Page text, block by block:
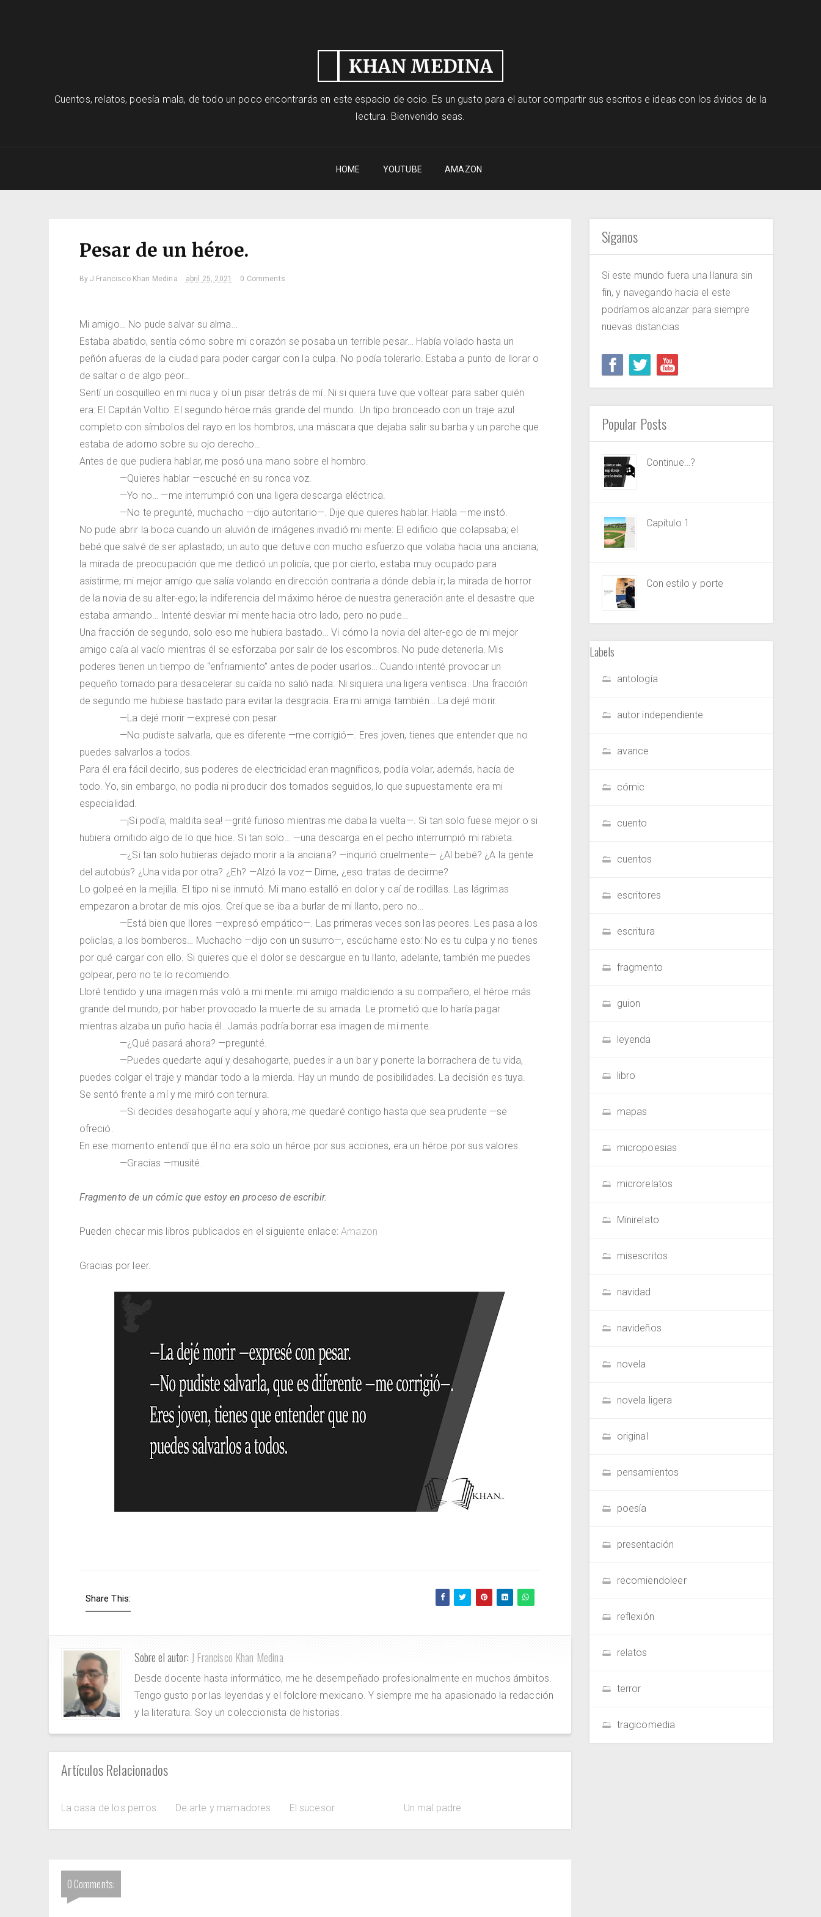
KHAN MEDINA
Cuentos, relatos, poesía mala, de todo un poco encontrarás en este espacio de ocio. Es un gusto para el autor compartir sus escritos e ideas con los ávidos de la
lectura. Bienvenido seas.
HOME YOUTUBE AMAZON
Pesar de un héroe.
By J Francisco Khan Medina abril 25, 2021 0 Comments
Mi amigo… No pude salvar su alma…
Estaba abatido, sentía cómo sobre mi corazón se posaba un terrible pesar… Había volado hasta un
peñón afueras de la ciudad para poder cargar con la culpa. No podía tolerarlo. Estaba a punto de llorar o
de saltar o de algo peor…
Sentí un cosquilleo en mi nuca y oí un pisar detrás de mí. Ni si quiera tuve que voltear para saber quién
era: El Capitán Voltio. El segundo héroe más grande del mundo. Un tipo bronceado con un traje azul
completo con símbolos del rayo en los hombros, una máscara que dejaba salir su barba y un parche que
estaba de adorno sobre su ojo derecho…
Antes de que pudiera hablar, me posó una mano sobre el hombro.
—Quieres hablar —escuché en su ronca voz.
—Yo no… —me interrumpió con una ligera descarga eléctrica.
—No te pregunté, muchacho —dijo autoritario—. Dije que quieres hablar. Habla —me instó.
No pude abrir la boca cuando un aluvión de imágenes invadió mi mente: El edificio que colapsaba; el
bebé que salvé de ser aplastado; un auto que detuve con mucho esfuerzo que volaba hacia una anciana;
la mirada de preocupación que me dedicó un policía, que por cierto, estaba muy ocupado para
asistirme; mi mejor amigo que salía volando en dirección contraria a dónde debía ir; la mirada de horror
de la novia de su alter-ego; la indiferencia del máximo héroe de nuestra generación ante el desastre que
estaba armando… Intenté desviar mi mente hacia otro lado, pero no pude…
Una fracción de segundo, solo eso me hubiera bastado… Vi cómo la novia del alter-ego de mi mejor
amigo caía al vacío mientras él se esforzaba por salir de los escombros. No pude detenerla. Mis
poderes tienen un tiempo de “enfriamiento” antes de poder usarlos… Cuando intenté provocar un
pequeño tornado para desacelerar su caída no salió nada. Ni siquiera una ligera ventisca. Una fracción
de segundo me hubiese bastado para evitar la desgracia. Era mi amiga también… La dejé morir.
—La dejé morir —expresé con pesar.
—No pudiste salvarla, que es diferente —me corrigió—. Eres joven, tienes que entender que no
puedes salvarlos a todos.
Para él era fácil decirlo, sus poderes de electricidad eran magníficos, podía volar, además, hacía de
todo. Yo, sin embargo, no podía ni producir dos tornados seguidos, lo que supuestamente era mi
especialidad.
—¡Si podía, maldita sea! —grité furioso mientras me daba la vuelta—. Si tan solo fuese mejor o si
hubiera omitido algo de lo que hice. Si tan solo… —una descarga en el pecho interrumpió mi rabieta.
—¿Si tan solo hubieras dejado morir a la anciana? —inquirió cruelmente— ¿Al bebé? ¿A la gente
del autobús? ¿Una vida por otra? ¿Eh? —Alzó la voz— Dime, ¿eso tratas de decirme?
Lo golpeé en la mejilla. El tipo ni se inmutó. Mi mano estalló en dolor y caí de rodillas. Las lágrimas
empezaron a brotar de mis ojos. Creí que se iba a burlar de mi llanto, pero no…
—Está bien que llores —expresó empático—. Las primeras veces son las peores. Les pasa a los
policías, a los bomberos… Muchacho —dijo con un susurro—, escúchame esto: No es tu culpa y no tienes
por qué cargar con ello. Si quieres que el dolor se descargue en tu llanto, adelante, también me puedes
golpear, pero no te lo recomiendo.
Lloré tendido y una imagen más voló a mi mente: mi amigo maldiciendo a su compañero, el héroe más
grande del mundo, por haber provocado la muerte de su amada. Le prometió que lo haría pagar
mientras alzaba un puño hacia él. Jamás podría borrar esa imagen de mi mente.
—¿Qué pasará ahora? —pregunté.
—Puedes quedarte aquí y desahogarte, puedes ir a un bar y ponerte la borrachera de tu vida,
puedes colgar el traje y mandar todo a la mierda. Hay un mundo de posibilidades. La decisión es tuya.
Se sentó frente a mí y me miró con ternura.
—Si decides desahogarte aquí y ahora, me quedaré contigo hasta que sea prudente —se
ofreció.
En ese momento entendí que él no era solo un héroe por sus acciones, era un héroe por sus valores.
—Gracias —musité.
Fragmento de un cómic que estoy en proceso de escribir.
Pueden checar mis libros publicados en el siguiente enlace:Amazon
Gracias por leer.
Share This:
Sobre el autor: J Francisco Khan Medina
Desde docente hasta informático, me he desempeñado profesionalmente en muchos ámbitos.
Tengo gusto por las leyendas y el folclore mexicano. Y siempre me ha apasionado la redacción
y la literatura. Soy un coleccionista de historias.
Artículos Relacionados
La casa de los perros. De arte y mamadores El sucesor Un mal padre
0 Comments:
Síganos
Si este mundo fuera una llanura sin
fin, y navegando hacia el este
podríamos alcanzar para siempre
nuevas distancias
Popular Posts
Continue…?
Capítulo 1
Con estilo y porte
Labels
antología
autor independiente
avance
cómic
cuento
cuentos
escritores
escritura
fragmento
guion
leyenda
libro
mapas
micropoesias
microrelatos
Minirelato
misescritos
navidad
navideños
novela
novela ligera
original
pensamientos
poesía
presentación
recomiendoleer
reflexión
relatos
terror
tragicomedia